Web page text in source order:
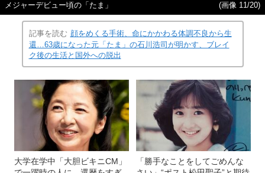
メジャーデビュー頃の「たま」 (画像 11/20)
記事を読む 顔をめくる手術、命にかかわる体調不良から生
還…63歳になった元「たま」の石川浩司が明かす、ブレイ
ク後の生活と国外への脱出
大学在学中「大胆ビキニCM」
「勝手なことをしてごめんな